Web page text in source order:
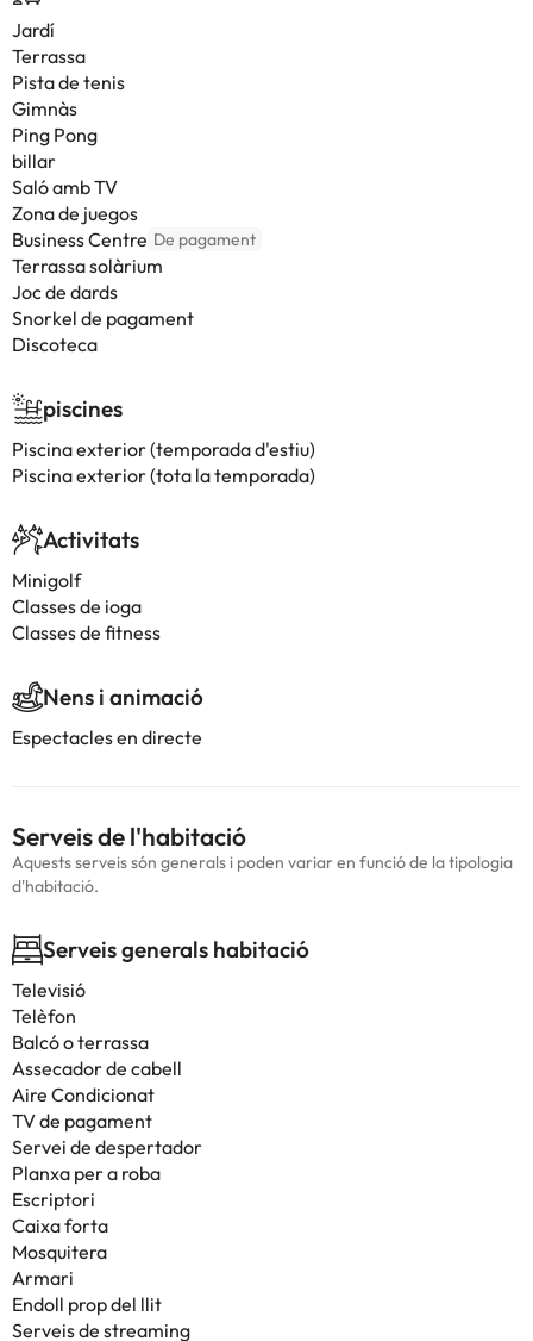
Jardí
Terrassa
Pista de tenis
Gimnàs
Ping Pong
billar
Saló amb TV
Zona de juegos
Business Centre De pagament
Terrassa solàrium
Joc de dards
Snorkel de pagament
Discoteca
piscines
Piscina exterior (temporada d'estiu)
Piscina exterior (tota la temporada)
Activitats
Minigolf
Classes de ioga
Classes de fitness
Nens i animació
Espectacles en directe
Serveis de l'habitació
Aquests serveis són generals i poden variar en funció de la tipologia
d'habitació.
Serveis generals habitació
Televisió
Telèfon
Balcó o terrassa
Assecador de cabell
Aire Condicionat
TV de pagament
Servei de despertador
Planxa per a roba
Escriptori
Caixa forta
Mosquitera
Armari
Endoll prop del llit
Serveis de streaming